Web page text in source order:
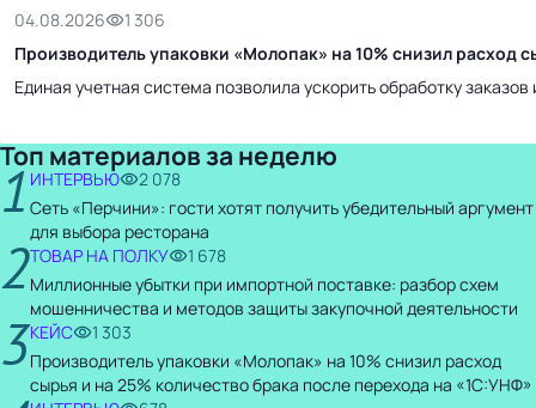
04.08.2026
1 306
Производитель упаковки «Молопак» на 10% снизил расход
Единая учетная система позволила ускорить обработку
Топ материалов за неделю
1 ИНТЕРВЬЮ
2 078
Сеть «Перчини»: гости хотят получить убедительный аргумент
для выбора ресторана
2ТОВАР НА ПОЛКУ
1 678
Миллионные убытки при импортной поставке: разбор схем
мошенничества и методов защиты закупочной деятельности
3КЕЙС
1 303
Производитель упаковки «Молопак» на 10% снизил расход
сырья и на 25% количество брака после перехода на «1С:УНФ»